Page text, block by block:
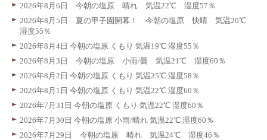
2026年8月6日 今朝の塩原 晴れ 気温22℃ 湿度57％
2026年8月5日 夏の甲子園開幕！ 今朝の塩原 快晴 気温20℃
湿度55％
2026年8月4日 今朝の塩原 くもり 気温19℃ 湿度55％
2026年8月3日 今朝の塩原 小雨/曇 気温21℃ 湿度60％
2026年8月2日 今朝の塩原 くもり 気温25℃ 湿度58％
2026年8月1日 今朝の塩原 くもり 気温22℃ 湿度60％
2026年7月31日 今朝の塩原 くもり 気温22℃ 湿度60％
2026年7月30日 今朝の塩原 小雨/晴れ 気温22℃ 湿度60％
2026年7月29日 今朝の塩原 晴れ 気温24℃ 湿度46％